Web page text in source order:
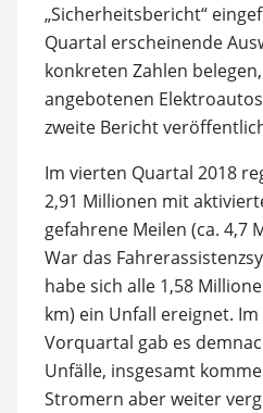
„Sicherheitsbericht“
Quartal erscheinende
konkreten Zahlen
angebotenen
zweite Bericht
Im vierten Quartal 2018
2,91 Millionen mit
gefahrene Meilen (ca. 4,7
War das
habe sich alle 1,58
km) ein Unfall ereignet.
Vorquartal gab es
Unfälle, insgesamt
Stromern aber weiter